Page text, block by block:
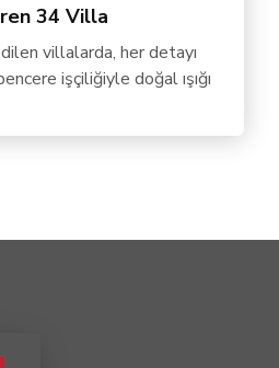
34 Villa
villalarda, her detayı
işçiliğiyle doğal ışığı